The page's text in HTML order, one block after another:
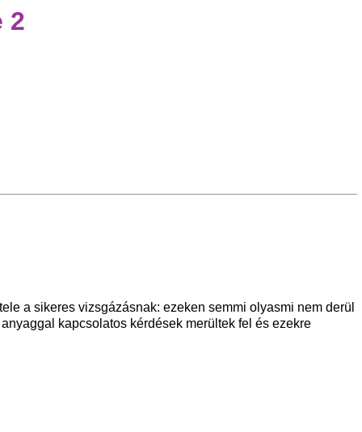
2
a sikeres vizsgázásnak: ezeken semmi olyasmi nem derül
kapcsolatos kérdések merültek fel és ezekre